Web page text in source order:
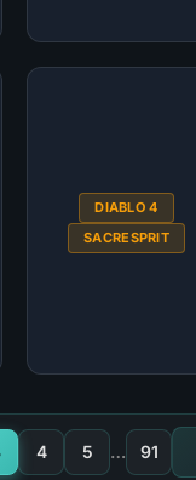
DIABLO 4
SACRESPRIT
4 5 … 91